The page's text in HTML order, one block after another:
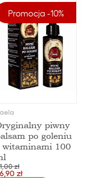
Promocja -10%
piwny
po goleniu
witaminami 100
zł
zł